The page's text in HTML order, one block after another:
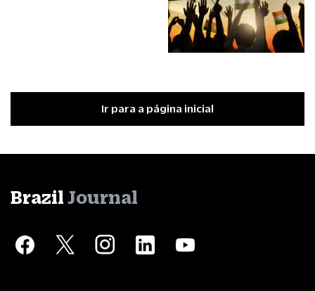
Ir para a página inicial
Brazil Journal